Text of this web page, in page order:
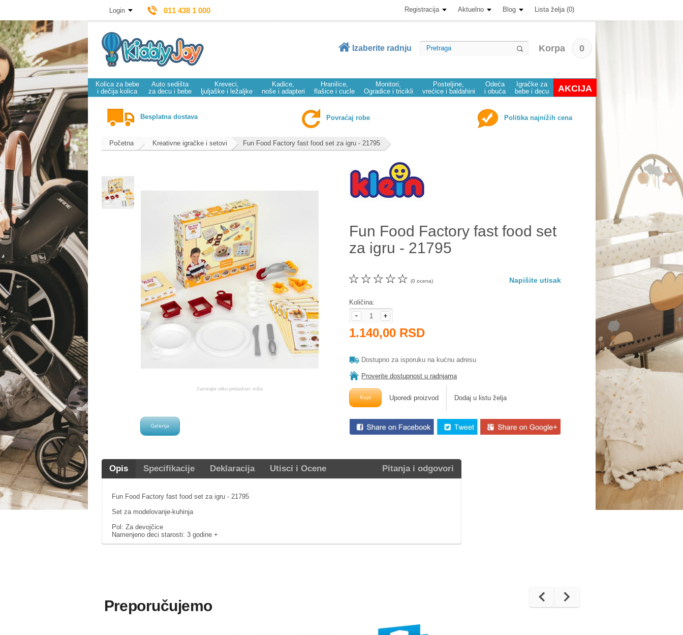
Login 011 438 1 000 Registracija Aktuelno Blog Lista želja (0)
Izaberite radnju Korpa 0
Kolica za bebe
i dečija kolica
Auto sedišta
za decu i bebe
Kreveci,
ljuljaške i ležaljke
Kadice,
noše i adapteri
Hranilice,
flašice i cucle
Monitori,
Ogradice i tricikli
Posteljine,
vrećice i baldahini
Odeća
i obuća
Igračke za
bebe i decu
AKCIJA
Besplatna dostava Povraćaj robe Politika najnižih cena
Početna Kreativne igračke i setovi Fun Food Factory fast food set za igru - 21795
Fun Food Factory fast food set
za igru - 21795
☆
☆
☆
☆
☆ (0 ocena) Napišite utisak
Količina:
1.140,00 RSD
Dostupno za isporuku na kućnu adresu
Proverite dostupnost u radnjama
Uporedi proizvod Dodaj u listu želja
Opis Specifikacije Deklaracija Utisci i Ocene Pitanja i odgovori
Fun Food Factory fast food set za igru - 21795
Set za modelovanje-kuhinja
Pol: Za devojčice
Namenjeno deci starosti: 3 godine +
Preporučujemo